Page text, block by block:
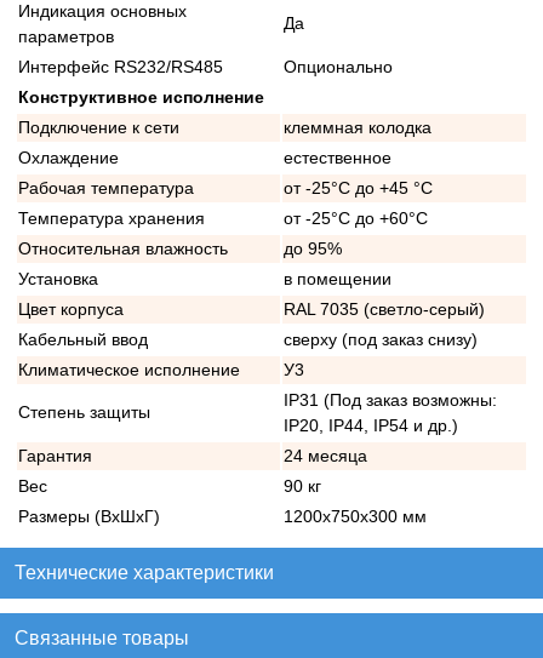
Индикация основных
параметров
Да
Интерфейс RS232/RS485
Опционально
Конструктивное исполнение
Подключение к сети
клеммная колодка
Охлаждение
естественное
Рабочая температура
от -25°C до +45 °C
Температура хранения
от -25°C до +60°C
Относительная влажность
до 95%
Установка
в помещении
Цвет корпуса
RAL 7035 (светло-серый)
Кабельный ввод
сверху (под заказ снизу)
Климатическое исполнение
У3
Степень защиты
IP31 (Под заказ возможны:
IP20, IP44, IP54 и др.)
Гарантия
24 месяца
Вес
90 кг
Размеры (ВхШхГ)
1200х750х300 мм
Технические характеристики
Связанные товары